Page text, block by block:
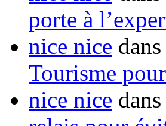
porte à
nice nice dans
Tourisme
nice nice dans